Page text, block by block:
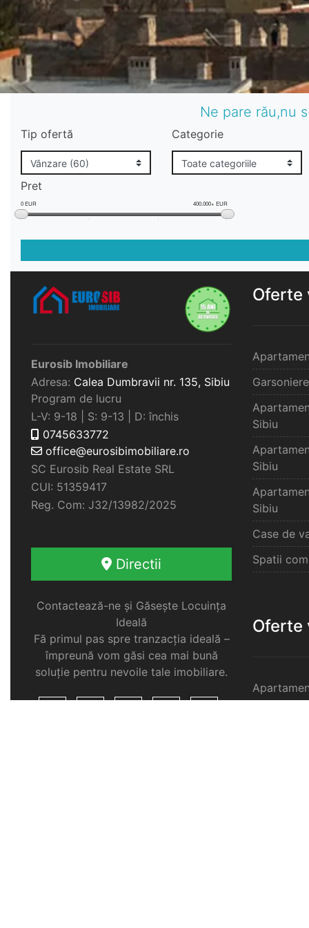
Ne pare rău,nu
Tip ofertă Categorie
Pret
0 EUR 400.000+ EUR
Eurosib Imobiliare
Adresa: Calea Dumbravii nr. 135, Sibiu
Program de lucru
L-V: 9-18 | S: 9-13 | D: închis
0745633772
office@eurosibimobiliare.ro
SC Eurosib Real Estate SRL
CUI: 51359417
Reg. Com: J32/13982/2025
Directii
Contactează-ne și Găsește Locuința
Ideală
Fă primul pas spre tranzacția ideală –
împreună vom găsi cea mai bună
soluție pentru nevoile tale imobiliare.
Oferte
Sibiu
Sibiu
Sibiu
Case de
Spatii
Oferte